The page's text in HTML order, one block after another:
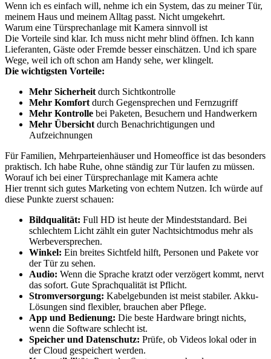
Wenn ich es einfach will, nehme ich ein System, das zu meiner Tür,
meinem Haus und meinem Alltag passt. Nicht umgekehrt.
Warum eine Türsprechanlage mit Kamera sinnvoll ist
Die Vorteile sind klar. Ich muss nicht mehr blind öffnen. Ich kann
Lieferanten, Gäste oder Fremde besser einschätzen. Und ich spare
Wege, weil ich oft schon am Handy sehe, wer klingelt.
Die wichtigsten Vorteile:
Mehr Sicherheit durch Sichtkontrolle
Mehr Komfort durch Gegensprechen und Fernzugriff
Mehr Kontrolle bei Paketen, Besuchern und Handwerkern
Mehr Übersicht durch Benachrichtigungen und
Aufzeichnungen
Für Familien, Mehrparteienhäuser und Homeoffice ist das besonders
praktisch. Ich habe Ruhe, ohne ständig zur Tür laufen zu müssen.
Worauf ich bei einer Türsprechanlage mit Kamera achte
Hier trennt sich gutes Marketing von echtem Nutzen. Ich würde auf
diese Punkte zuerst schauen:
Bildqualität: Full HD ist heute der Mindeststandard. Bei
schlechtem Licht zählt ein guter Nachtsichtmodus mehr als
Werbeversprechen.
Winkel: Ein breites Sichtfeld hilft, Personen und Pakete vor
der Tür zu sehen.
Audio: Wenn die Sprache kratzt oder verzögert kommt, nervt
das sofort. Gute Sprachqualität ist Pflicht.
Stromversorgung: Kabelgebunden ist meist stabiler. Akku-
Lösungen sind flexibler, brauchen aber Pflege.
App und Bedienung: Die beste Hardware bringt nichts,
wenn die Software schlecht ist.
Speicher und Datenschutz: Prüfe, ob Videos lokal oder in
der Cloud gespeichert werden.